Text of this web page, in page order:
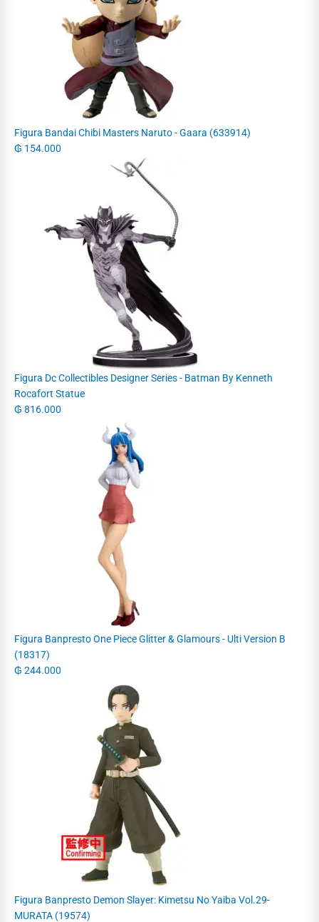
Figura Bandai Chibi Masters Naruto - Gaara (633914)
₲ 154.000
Figura Dc Collectibles Designer Series - Batman By Kenneth
Rocafort Statue
₲ 816.000
Figura Banpresto One Piece Glitter & Glamours - Ulti Version B
(18317)
₲ 244.000
Figura Banpresto Demon Slayer: Kimetsu No Yaiba Vol.29-
MURATA (19574)